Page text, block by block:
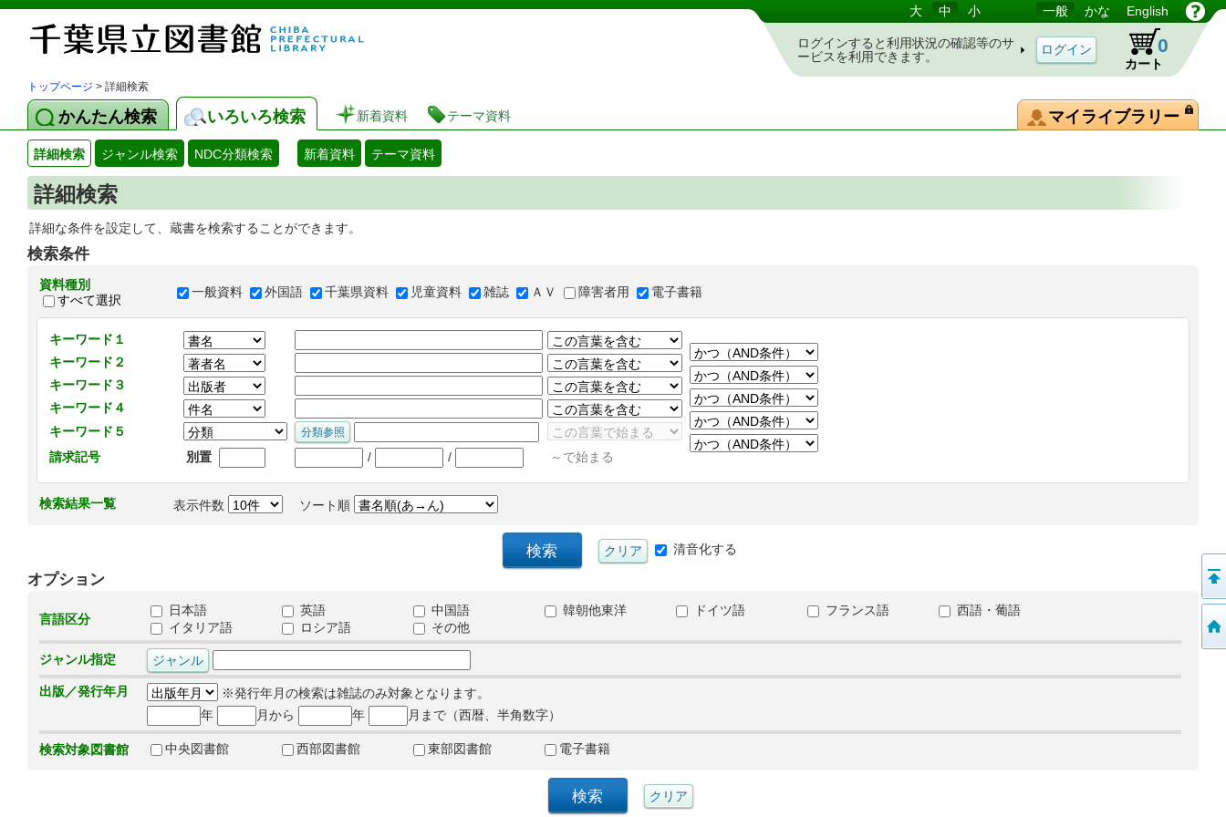
図書館 蔵書検索・予約システム 大 中 小 一般 かな English
ログインすると利用状況の確認等のサ
ービスを利用できます。
カート
0
トップページ > 詳細検索
かんたん検索 いろいろ検索 新着資料 テーマ資料 マイライブラリー
詳細検索 ジャンル検索 NDC分類検索 新着資料 テーマ資料
詳細検索
詳細な条件を設定して、蔵書を検索することができます。
検索条件
資料種別
すべて選択
一般資料 外国語 千葉県資料 児童資料 雑誌 ＡＶ 障害者用 電子書籍
キーワード１
キーワード２
キーワード３
キーワード４
キーワード５
請求記号
別置 / / ～で始まる
検索結果一覧 表示件数 ソート順
清音化する
オプション
言語区分
日本語 英語 中国語 韓朝他東洋 ドイツ語 フランス語
西語・葡語
イタリア語
ロシア語 その他
ジャンル指定
出版／発行年月
※発行年月の検索は雑誌のみ対象となります。
年
月から 年 月まで（西暦、半角数字）
検索対象図書館 中央図書館 西部図書館 東部図書館 電子書籍